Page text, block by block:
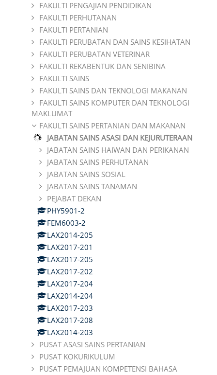
FAKULTI PENGAJIAN PENDIDIKAN
FAKULTI PERHUTANAN
FAKULTI PERTANIAN
FAKULTI PERUBATAN DAN SAINS KESIHATAN
FAKULTI PERUBATAN VETERINAR
FAKULTI REKABENTUK DAN SENIBINA
FAKULTI SAINS
FAKULTI SAINS DAN TEKNOLOGI MAKANAN
FAKULTI SAINS KOMPUTER DAN TEKNOLOGI
MAKLUMAT
FAKULTI SAINS PERTANIAN DAN MAKANAN
JABATAN SAINS ASASI DAN KEJURUTERAAN
JABATAN SAINS HAIWAN DAN PERIKANAN
JABATAN SAINS PERHUTANAN
JABATAN SAINS SOSIAL
JABATAN SAINS TANAMAN
PEJABAT DEKAN
PHY5901-2
FEM6003-2
LAX2014-205
LAX2017-201
LAX2017-205
LAX2017-202
LAX2017-204
LAX2014-204
LAX2017-203
LAX2017-208
LAX2014-203
PUSAT ASASI SAINS PERTANIAN
PUSAT KOKURIKULUM
PUSAT PEMAJUAN KOMPETENSI BAHASA